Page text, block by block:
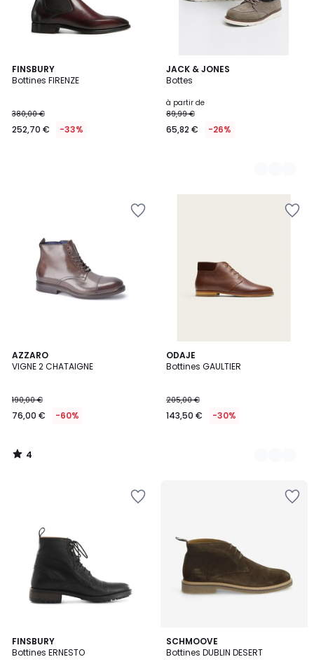
FINSBURY
Bottines FIRENZE
380,00 €
252,70 € -33%
JACK & JONES
Bottes
à partir de
89,99 €
65,82 € -26%
2
Couleurs
AZZARO
VIGNE 2 CHATAIGNE
190,00 €
76,00 € -60%
4
/
4
/
ODAJE
Bottines GAULTIER
205,00 €
143,50 € -30%
2
Couleurs
FINSBURY
Bottines ERNESTO
2
Couleurs
SCHMOOVE
Bottines DUBLIN DESERT